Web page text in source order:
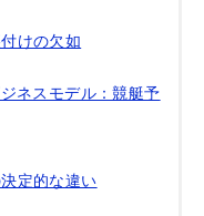
けの欠如
ネスモデル：競艇予
定的な違い